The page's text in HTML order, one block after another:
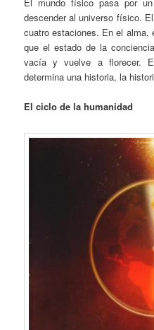
descender al universo físico.
cuatro estaciones. En el
que el estado de la
vacía y vuelve a florecer.
determina una historia, la
El ciclo de la humanidad